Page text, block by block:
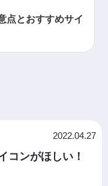
点とおすすめサイ
2022.04.27
コンがほしい！